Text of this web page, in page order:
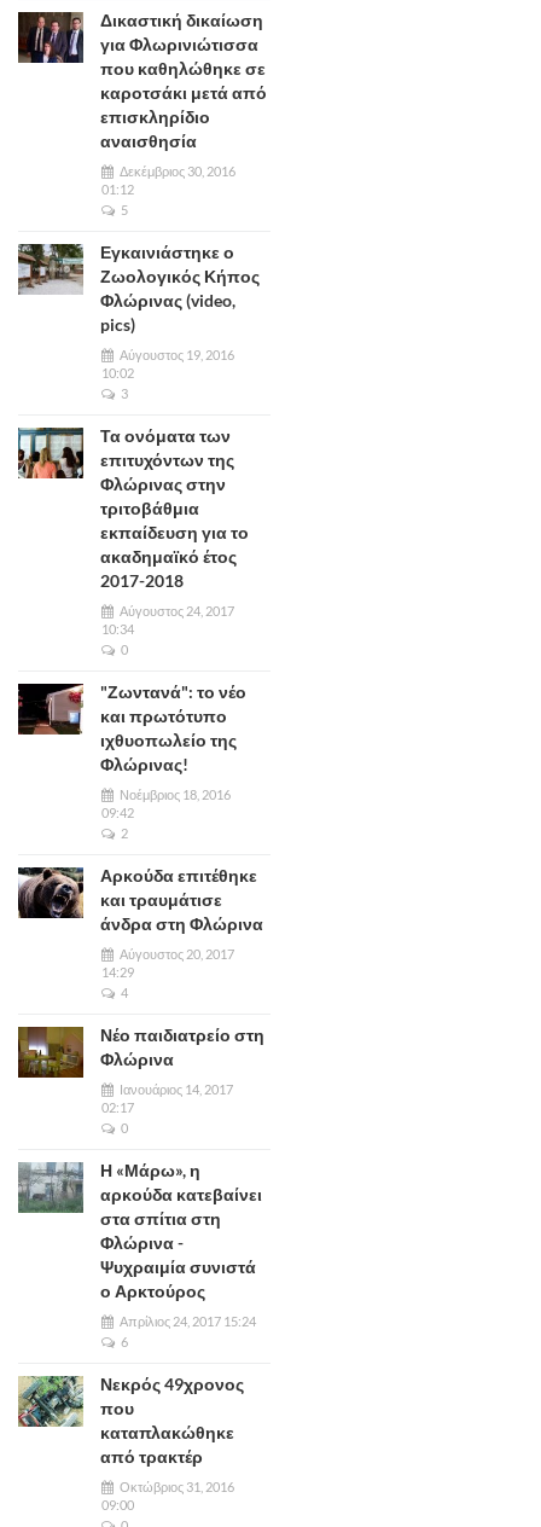
Δικαστική δικαίωση
για Φλωρινιώτισσα
που καθηλώθηκε σε
καροτσάκι μετά από
επισκληρίδιο
αναισθησία
Δεκέμβριος 30, 2016
01:12
5
Εγκαινιάστηκε ο
Ζωολογικός Κήπος
Φλώρινας (video,
pics)
Αύγουστος 19, 2016
10:02
3
Τα ονόματα των
επιτυχόντων της
Φλώρινας στην
τριτοβάθμια
εκπαίδευση για το
ακαδημαϊκό έτος
2017-2018
Αύγουστος 24, 2017
10:34
0
"Ζωντανά": το νέο
και πρωτότυπο
ιχθυοπωλείο της
Φλώρινας!
Νοέμβριος 18, 2016
09:42
2
Αρκούδα επιτέθηκε
και τραυμάτισε
άνδρα στη Φλώρινα
Αύγουστος 20, 2017
14:29
4
Νέο παιδιατρείο στη
Φλώρινα
Ιανουάριος 14, 2017
02:17
0
Η «Μάρω», η
αρκούδα κατεβαίνει
στα σπίτια στη
Φλώρινα -
Ψυχραιμία συνιστά
ο Αρκτούρος
Απρίλιος 24, 2017 15:24
6
Νεκρός 49χρονος
που
καταπλακώθηκε
από τρακτέρ
Οκτώβριος 31, 2016
09:00